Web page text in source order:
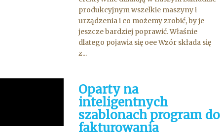
produkcyjnym wszelkie maszyny i
urządzenia i co możemy zrobić, by je
jeszcze bardziej poprawić. Właśnie
dlatego pojawia się oee Wzór składa się
z...
Oparty na
inteligentnych
szablonach program do
fakturowania